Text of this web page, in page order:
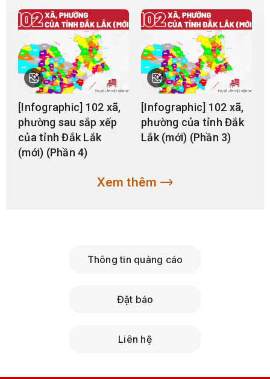
[Infographic] 102 xã,
phường sau sắp xếp
của tỉnh Đắk Lắk
(mới) (Phần 4)
[Infographic] 102 xã,
phường của tỉnh Đắk
Lắk (mới) (Phần 3)
Xem thêm
Thông tin quảng cáo
Đặt báo
Liên hệ